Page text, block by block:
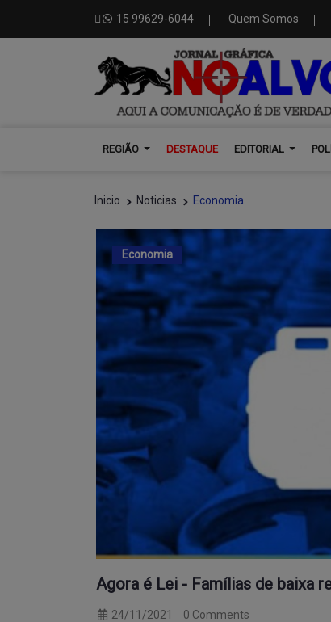
15 99629-6044 Quem Somos
REGIÃO DESTAQUE EDITORIAL
Inicio Noticias Economia
Economia
Agora é Lei - Famílias de baixa
24/11/2021 0 Comments